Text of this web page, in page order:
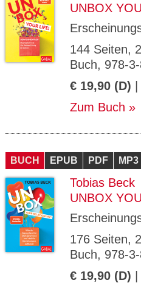
UNBOX
144 Seiten,
Buch, 978-
€ 19,90 (D)
Zum Buch
BUCH EPUB PDF MP3
Tobias Beck
UNBOX
176 Seiten,
Buch, 978-
€ 19,90 (D)